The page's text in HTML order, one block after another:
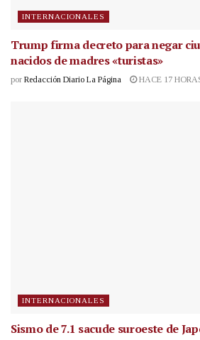
INTERNACIONALES
Trump firma decreto para negar
nacidos de madres «turistas»
por Redacción Diario La Página HACE 17
INTERNACIONALES
Sismo de 7.1 sacude suroeste de